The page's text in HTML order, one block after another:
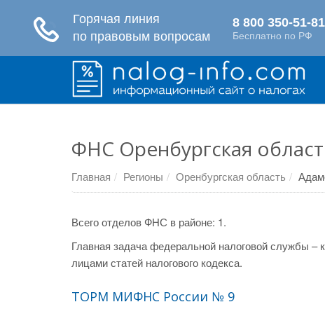
ФНС Оренбургская
Главная Регионы Оренбургская область
Всего отделов ФНС в районе: 1.
Главная задача федеральной налоговой службы
лицами статей налогового кодекса.
ТОРМ МИФНС России № 9